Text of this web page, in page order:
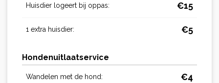
Huisdier logeert bij oppas: €15
1 extra huisdier: €5
Hondenuitlaatservice
Wandelen met de hond: €4